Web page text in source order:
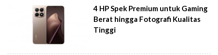
4 HP Spek Premium untuk Gaming
Berat hingga Fotografi Kualitas
Tinggi